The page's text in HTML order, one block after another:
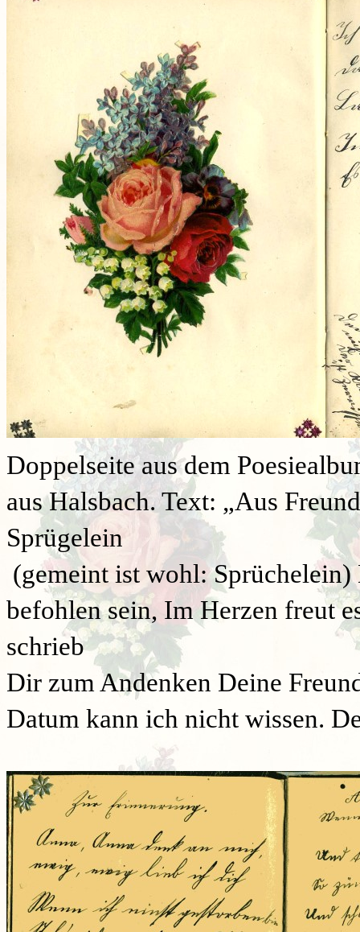
Doppelseite aus dem
aus Halsbach. Text: „Aus
Sprügelein
(gemeint ist wohl:
befohlen sein, Im Herzen freut
schrieb
Dir zum Andenken Deine
Datum kann ich nicht wissen.